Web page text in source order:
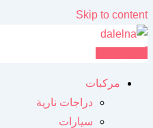
Skip to content
مركبات
دراجات نارية
سيارات